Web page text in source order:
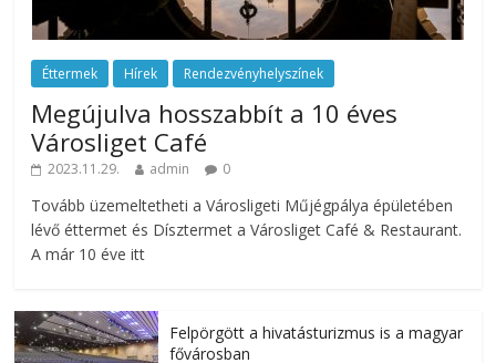
Éttermek Hírek Rendezvényhelyszínek
Megújulva hosszabbít a 10 éves
Városliget Café
2023.11.29. admin 0
Tovább üzemeltetheti a Városligeti Műjégpálya épületében
lévő éttermet és Dísztermet a Városliget Café & Restaurant.
A már 10 éve itt
Felpörgött a hivatásturizmus is a magyar
fővárosban